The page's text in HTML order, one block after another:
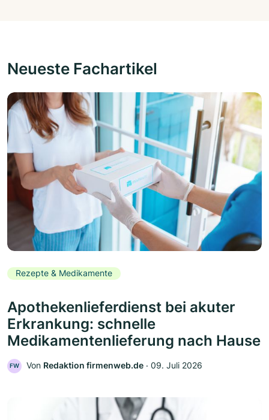
Neueste Fachartikel
Rezepte & Medikamente
Apothekenlieferdienst bei akuter
Erkrankung: schnelle
Medikamentenlieferung nach Hause
FW Von Redaktion firmenweb.de ‧ 09. Juli 2026